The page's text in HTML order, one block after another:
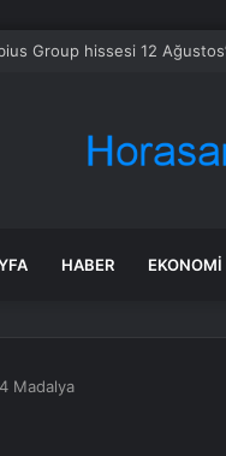
Group hissesi 12
HABER EKONOMI
Madalya